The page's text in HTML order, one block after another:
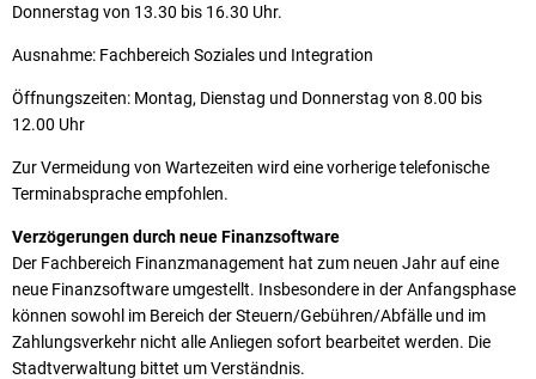
Donnerstag von 13.30 bis 16.30 Uhr.
Ausnahme: Fachbereich Soziales und Integration
Öffnungszeiten: Montag, Dienstag und Donnerstag von 8.00 bis
12.00 Uhr
Zur Vermeidung von Wartezeiten wird eine vorherige telefonische
Terminabsprache empfohlen.
Verzögerungen durch neue Finanzsoftware
Der Fachbereich Finanzmanagement hat zum neuen Jahr auf eine
neue Finanzsoftware umgestellt. Insbesondere in der Anfangsphase
können sowohl im Bereich der Steuern/Gebühren/Abfälle und im
Zahlungsverkehr nicht alle Anliegen sofort bearbeitet werden. Die
Stadtverwaltung bittet um Verständnis.